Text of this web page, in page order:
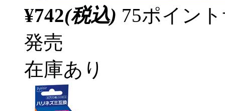
¥742(税込) 75ポイン
発売
在庫あり